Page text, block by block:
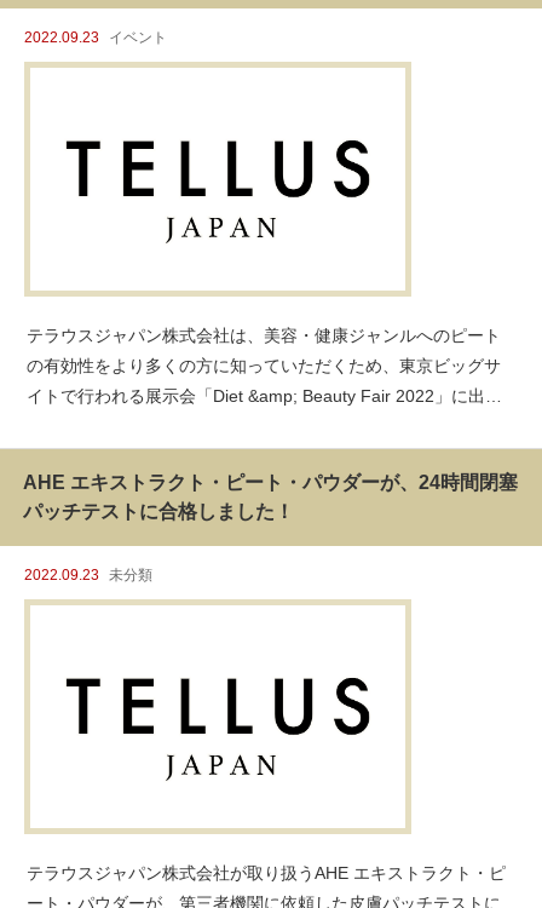
2022.09.23 イベント
テラウスジャパン株式会社は、美容・健康ジャンルへのピート
の有効性をより多くの方に知っていただくため、東京ビッグサ
イトで行われる展示会「Diet &amp; Beauty Fair 2022」に出展
AHE エキストラクト・ピート・パウダーが、24時間閉塞
パッチテストに合格しました！
2022.09.23 未分類
テラウスジャパン株式会社が取り扱うAHE エキストラクト・ピ
ート・パウダーが、第三者機関に依頼した皮膚パッチテストに